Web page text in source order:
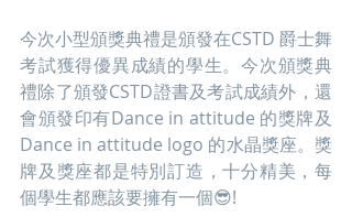
今次小型頒獎典禮是頒發在CSTD 爵士舞
考試獲得優異成績的學生。今次頒獎典
禮除了頒發CSTD證書及考試成績外，還
會頒發印有Dance in attitude 的獎牌及
Dance in attitude logo 的水晶獎座。獎
牌及獎座都是特別訂造，十分精美，每
個學生都應該要擁有一個😎!